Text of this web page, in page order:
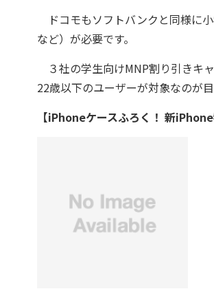
ドコモもソフトバンクと同様に
など）が必要です。
３社の学生向けMNP割り引きキ
22歳以下のユーザーが対象なのが目
【iPhoneケースふろく！ 新